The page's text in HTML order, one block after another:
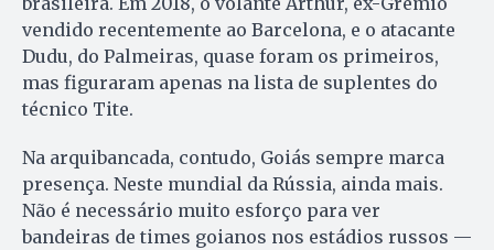
vendido recentemente ao Barcelona, e o atacante
Dudu, do Palmeiras, quase foram os primeiros,
mas figuraram apenas na lista de suplentes do
técnico Tite.
Na arquibancada, contudo, Goiás sempre marca
presença. Neste mundial da Rússia, ainda mais.
Não é necessário muito esforço para ver
bandeiras de times goianos nos estádios russos —